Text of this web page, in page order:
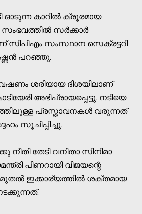
ഓടുന്ന കാറില്‍ ക്രൂരമായ
സംഭവത്തില്‍ സര്‍ക്കാര്‍
സിപിഎം സംസ്ഥാന സെക്രട്ടറി
പറഞ്ഞു.
ശരിയായ ദിശയിലാണ്
അഭിപ്രായപ്പെട്ടു. നടിയെ
പ്രസ്താവനകള്‍ വരുന്നത്
സൂചിപ്പിച്ചു.
നീതി തേടി വനിതാ സിനിമാ
പിണറായി വിജയന്റെ
ഇക്കാര്യത്തില്‍ ശക്തമായ